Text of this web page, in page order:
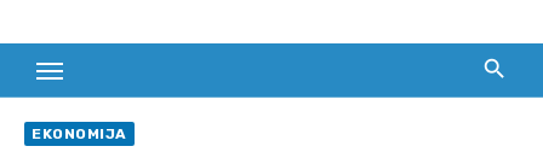
EKONOMIJA